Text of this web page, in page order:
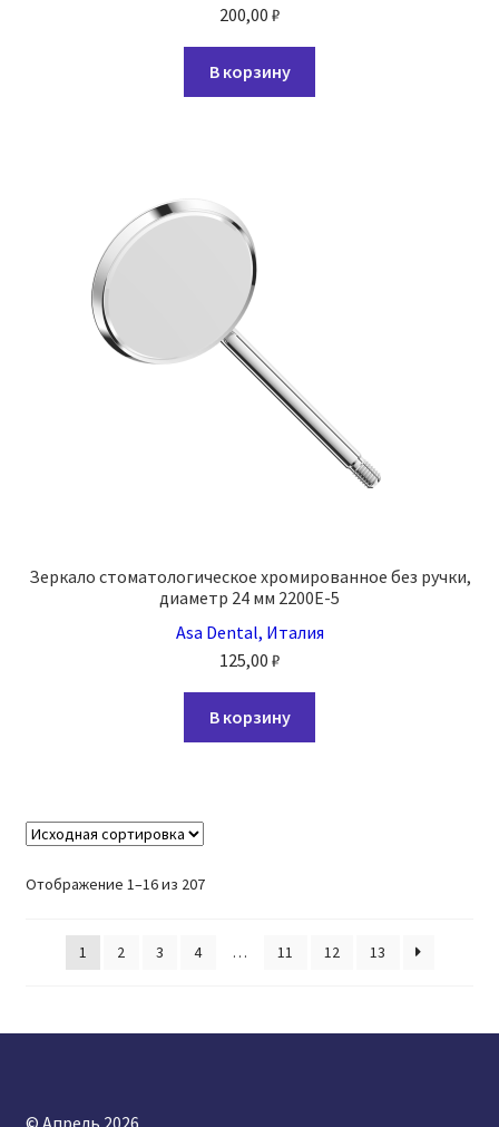
200,00 ₽
В корзину
Зеркало стоматологическое хромированное без ручки,
диаметр 24 мм 2200E-5
Asa Dental, Италия
125,00 ₽
В корзину
Отображение 1–16 из 207
1 2 3 4 … 11 12 13
© Апрель 2026